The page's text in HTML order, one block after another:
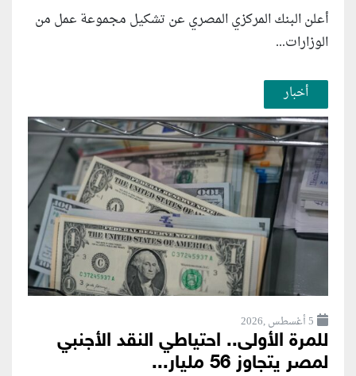
أعلن البنك المركزي المصري عن تشكيل مجموعة عمل من
الوزارات...
أخبار
5 أغسطس ,2026
للمرة الأولى.. احتياطي النقد الأجنبي
لمصر يتجاوز 56 مليار...